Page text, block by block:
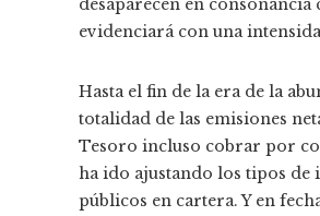
desaparecen en
evidenciará con una
Hasta el fin de la era de la
totalidad de las emisiones
Tesoro incluso cobrar por
ha ido ajustando los tipos de
públicos en cartera. Y en